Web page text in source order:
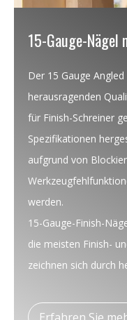
15-Gauge-Nägel
Der 15 Gauge
herausragenden
für Finish-Schreiner
Spezifikationen
aufgrund von
werden.
15-Gauge-Finish-
die meisten Finish-
zeichnen sich durch